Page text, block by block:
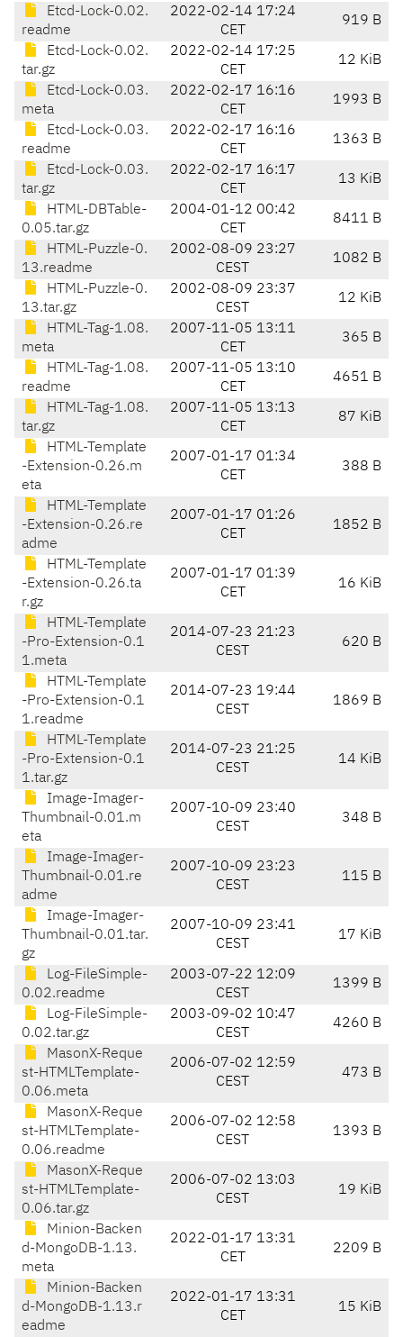
Etcd-Lock-0.02.
readme
2022-02-14 17:24
CET
919 B
Etcd-Lock-0.02.
tar.gz
2022-02-14 17:25
CET
12 KiB
Etcd-Lock-0.03.
meta
2022-02-17 16:16
CET
1993 B
Etcd-Lock-0.03.
readme
2022-02-17 16:16
CET
1363 B
Etcd-Lock-0.03.
tar.gz
2022-02-17 16:17
CET
13 KiB
HTML-DBTable-
0.05.tar.gz
2004-01-12 00:42
CET
8411 B
HTML-Puzzle-0.
13.readme
2002-08-09 23:27
CEST
1082 B
HTML-Puzzle-0.
13.tar.gz
2002-08-09 23:37
CEST
12 KiB
HTML-Tag-1.08.
meta
2007-11-05 13:11
CET
365 B
HTML-Tag-1.08.
readme
2007-11-05 13:10
CET
4651 B
HTML-Tag-1.08.
tar.gz
2007-11-05 13:13
CET
87 KiB
HTML-Template
-Extension-0.26.m
eta
2007-01-17 01:34
CET
388 B
HTML-Template
-Extension-0.26.re
adme
2007-01-17 01:26
CET
1852 B
HTML-Template
-Extension-0.26.ta
r.gz
2007-01-17 01:39
CET
16 KiB
HTML-Template
-Pro-Extension-0.1
1.meta
2014-07-23 21:23
CEST
620 B
HTML-Template
-Pro-Extension-0.1
1.readme
2014-07-23 19:44
CEST
1869 B
HTML-Template
-Pro-Extension-0.1
1.tar.gz
2014-07-23 21:25
CEST
14 KiB
Image-Imager-
Thumbnail-0.01.m
eta
2007-10-09 23:40
CEST
348 B
Image-Imager-
Thumbnail-0.01.re
adme
2007-10-09 23:23
CEST
115 B
Image-Imager-
Thumbnail-0.01.tar.
gz
2007-10-09 23:41
CEST
17 KiB
Log-FileSimple-
0.02.readme
2003-07-22 12:09
CEST
1399 B
Log-FileSimple-
0.02.tar.gz
2003-09-02 10:47
CEST
4260 B
MasonX-Reque
st-HTMLTemplate-
0.06.meta
2006-07-02 12:59
CEST
473 B
MasonX-Reque
st-HTMLTemplate-
0.06.readme
2006-07-02 12:58
CEST
1393 B
MasonX-Reque
st-HTMLTemplate-
0.06.tar.gz
2006-07-02 13:03
CEST
19 KiB
Minion-Backen
d-MongoDB-1.13.
meta
2022-01-17 13:31
CET
2209 B
Minion-Backen
d-MongoDB-1.13.r
eadme
2022-01-17 13:31
CET
15 KiB